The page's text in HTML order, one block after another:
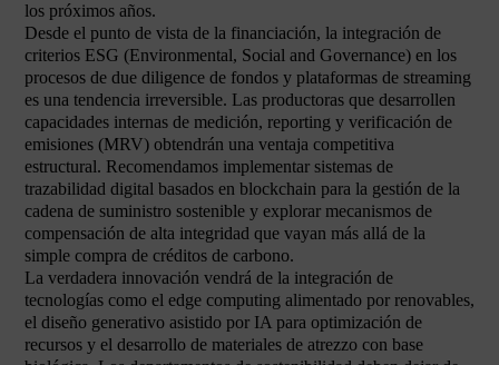
los próximos años.
Desde el punto de vista de la financiación, la integración de
criterios ESG (Environmental, Social and Governance) en los
procesos de due diligence de fondos y plataformas de streaming
es una tendencia irreversible. Las productoras que desarrollen
capacidades internas de medición, reporting y verificación de
emisiones (MRV) obtendrán una ventaja competitiva
estructural. Recomendamos implementar sistemas de
trazabilidad digital basados en blockchain para la gestión de la
cadena de suministro sostenible y explorar mecanismos de
compensación de alta integridad que vayan más allá de la
simple compra de créditos de carbono.
La verdadera innovación vendrá de la integración de
tecnologías como el edge computing alimentado por renovables,
el diseño generativo asistido por IA para optimización de
recursos y el desarrollo de materiales de atrezzo con base